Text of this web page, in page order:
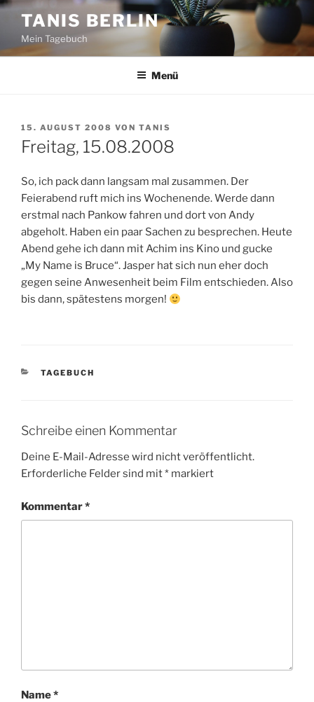
Zum
Inhalt
springen
TANIS BERLIN
Mein Tagebuch
Menü
VERÖFFENTLICHT
AM
15. AUGUST 2008 VON TANIS
Freitag, 15.08.2008
So, ich pack dann langsam mal zusammen. Der
Feierabend ruft mich ins Wochenende. Werde dann
erstmal nach Pankow fahren und dort von Andy
abgeholt. Haben ein paar Sachen zu besprechen. Heute
Abend gehe ich dann mit Achim ins Kino und gucke
„My Name is Bruce“. Jasper hat sich nun eher doch
gegen seine Anwesenheit beim Film entschieden. Also
bis dann, spätestens morgen!
KATEGORIEN
TAGEBUCH
Schreibe einen Kommentar
Deine E-Mail-Adresse wird nicht veröffentlicht.
Erforderliche Felder sind mit* markiert
Kommentar*
Name*